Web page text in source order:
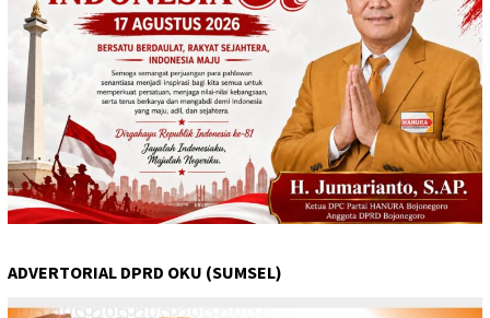
ADVERTORIAL DPRD OKU (SUMSEL)